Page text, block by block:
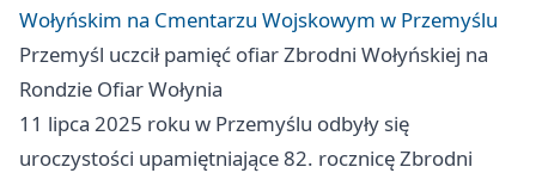
Wołyńskim na Cmentarzu Wojskowym w Przemyślu
Przemyśl uczcił pamięć ofiar Zbrodni Wołyńskiej na
Rondzie Ofiar Wołynia
11 lipca 2025 roku w Przemyślu odbyły się
uroczystości upamiętniające 82. rocznicę Zbrodni